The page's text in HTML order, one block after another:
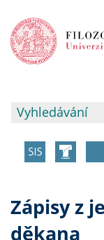
Zápisy z
děkana